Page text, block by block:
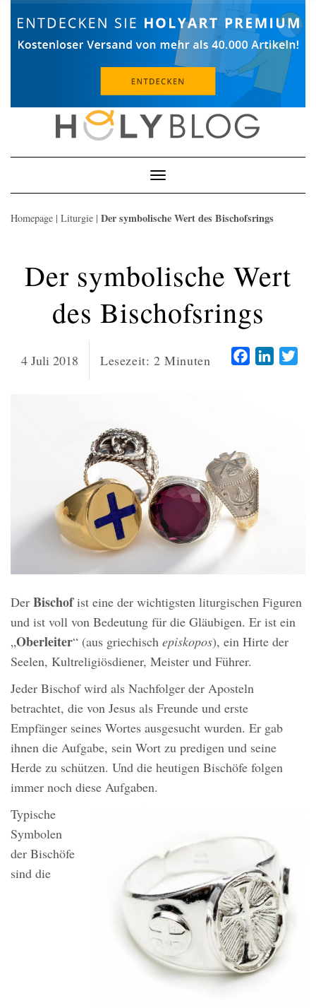
Toggle
Navigation
Homepage | Liturgie | Der symbolische Wert des Bischofsrings
Der symbolische Wert
des Bischofsrings
4 Juli 2018 Lesezeit: 2 Minuten Facebook
Der Bischofist eine der wichtigsten liturgischen Figuren
und ist voll von Bedeutung für die Gläubigen. Er ist ein
„Oberleiter“ (aus griechisch episkopos), ein Hirte der
Seelen, Kultreligiösdiener, Meister und Führer.
Jeder Bischof wird als Nachfolger der Aposteln
betrachtet, die von Jesus als Freunde und erste
Empfänger seines Wortes ausgesucht wurden. Er gab
ihnen die Aufgabe, sein Wort zu predigen und seine
Herde zu schützen. Und die heutigen Bischöfe folgen
immer noch diese Aufgaben.
Typische
Symbolen
der Bischöfe
sind die